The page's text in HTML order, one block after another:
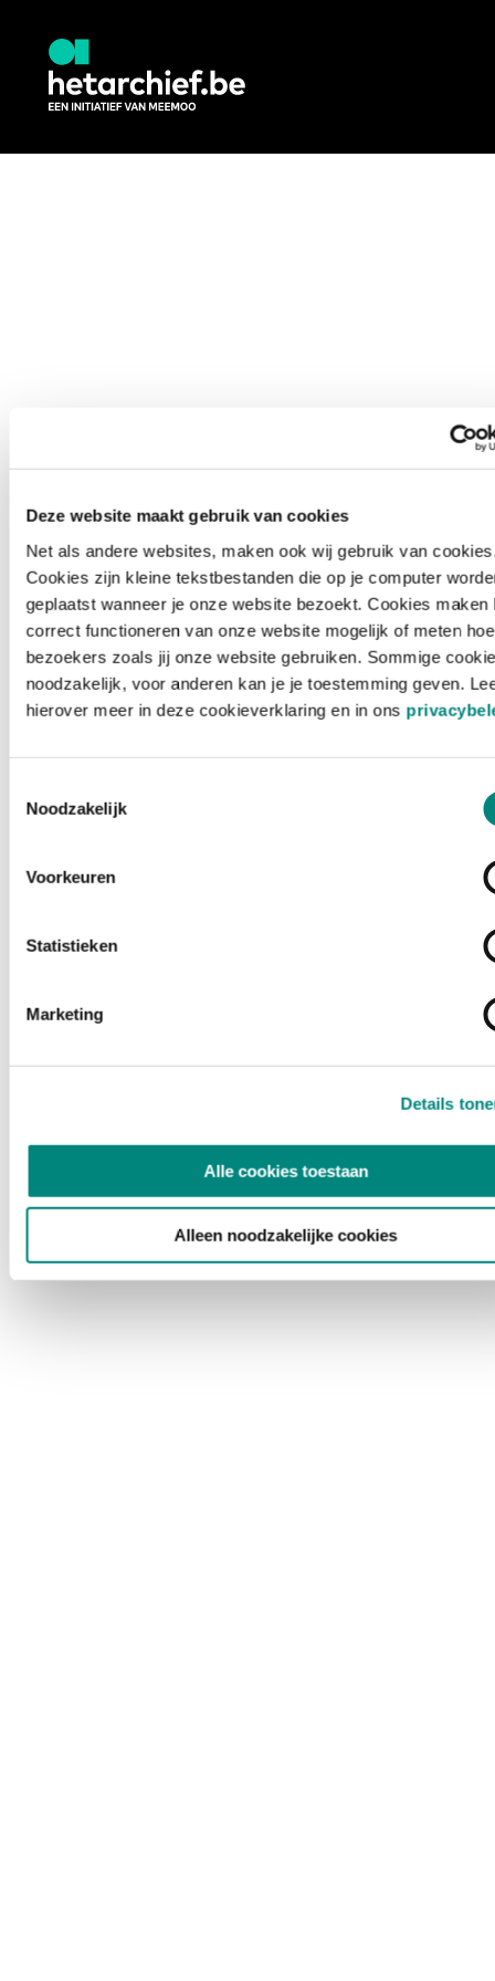
Deze website maakt gebruik van cookies
Net als andere websites, maken ook wij gebruik van
Cookies zijn kleine tekstbestanden die op je computer
geplaatst wanneer je onze website bezoekt. Cookies maken
correct functioneren van onze website mogelijk of meten hoe
bezoekers zoals jij onze website gebruiken. Sommige
noodzakelijk, voor anderen kan je je toestemming geven.
hierover meer in deze cookieverklaring en in ons
Noodzakelijk
Voorkeuren
Statistieken
Marketing
Details
Alle cookies toestaan
Alleen noodzakelijke cookies